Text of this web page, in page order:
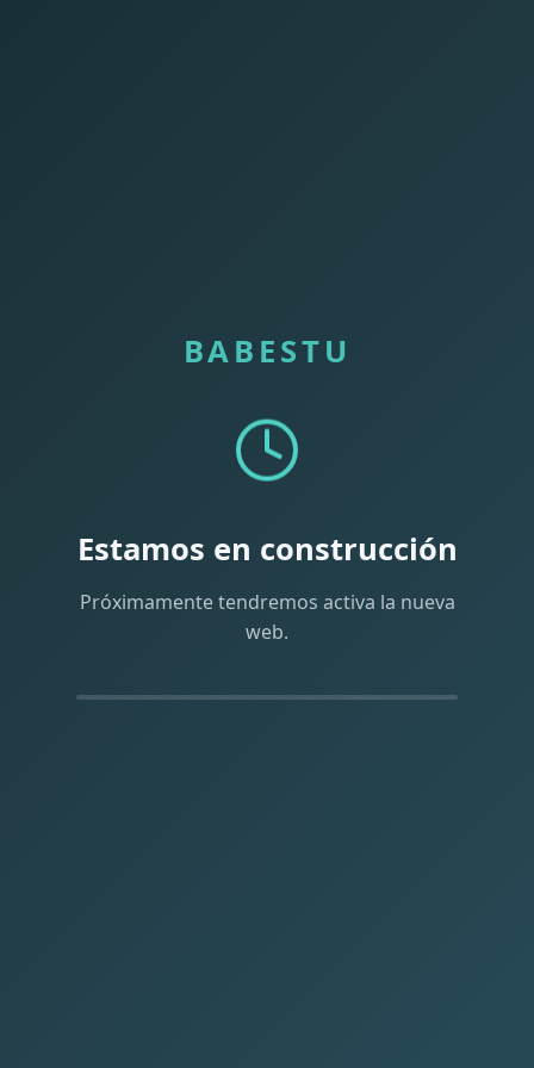
BABESTU
Estamos en construcción
Próximamente tendremos activa la nueva
web.